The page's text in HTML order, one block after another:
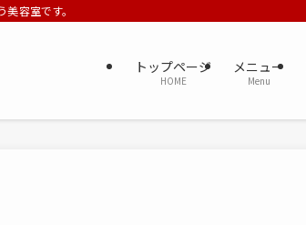
容室です。
トップページ
HOME
メニュー
Menu